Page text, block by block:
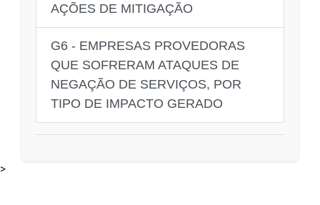
AÇÕES DE MITIGAÇÃO
G6 - EMPRESAS PROVEDORAS
QUE SOFRERAM ATAQUES DE
NEGAÇÃO DE SERVIÇOS, POR
TIPO DE IMPACTO GERADO
>